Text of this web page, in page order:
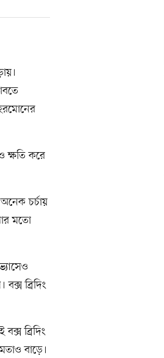
ক্ষতি করে
চর্চায়
মতো
ব্রিদিং
ব্রিদিং
বাড়ে।